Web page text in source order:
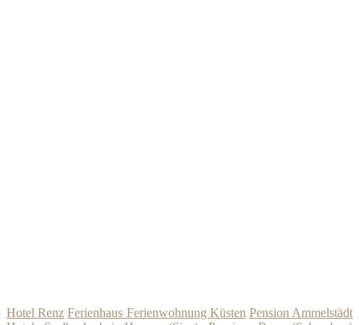
Hotel Renz Ferienhaus Ferienwohnung Küsten Pension Ammelstädt